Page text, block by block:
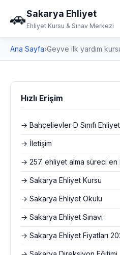
🚗Sakarya Ehliyet
Ehliyet Kursu & Sınav Merkezi
Ana Sayfa›Geyve ilk yardım
Hızlı Erişim
→ Bahçelievler D Sınıfı
→ İletişim
→ 257. ehliyet alma süreci en
→ Sakarya Ehliyet Kursu
→ Sakarya Ehliyet Okulu
→ Sakarya Ehliyet Sınavı
→ Sakarya Ehliyet Fiyatları